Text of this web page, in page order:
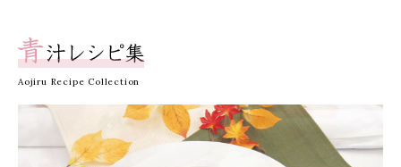
Aojiru Recipe Collection